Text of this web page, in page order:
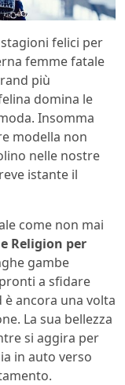
felici per
femme fatale
più
domina le
Insomma
modella non
nelle nostre
istante il
come non mai
Religion per
gambe
a sfidare
è ancora una volta
La sua bellezza
si aggira per
in auto verso